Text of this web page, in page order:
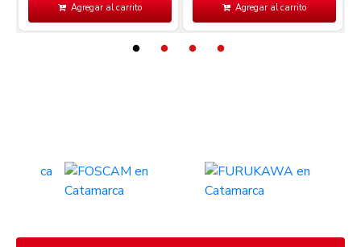
Agregar al carrito Agregar al carrito